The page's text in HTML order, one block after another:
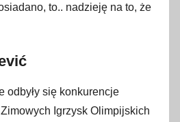
to.. nadzieję na to, że
odbyły się konkurencje
Igrzysk Olimpijskich